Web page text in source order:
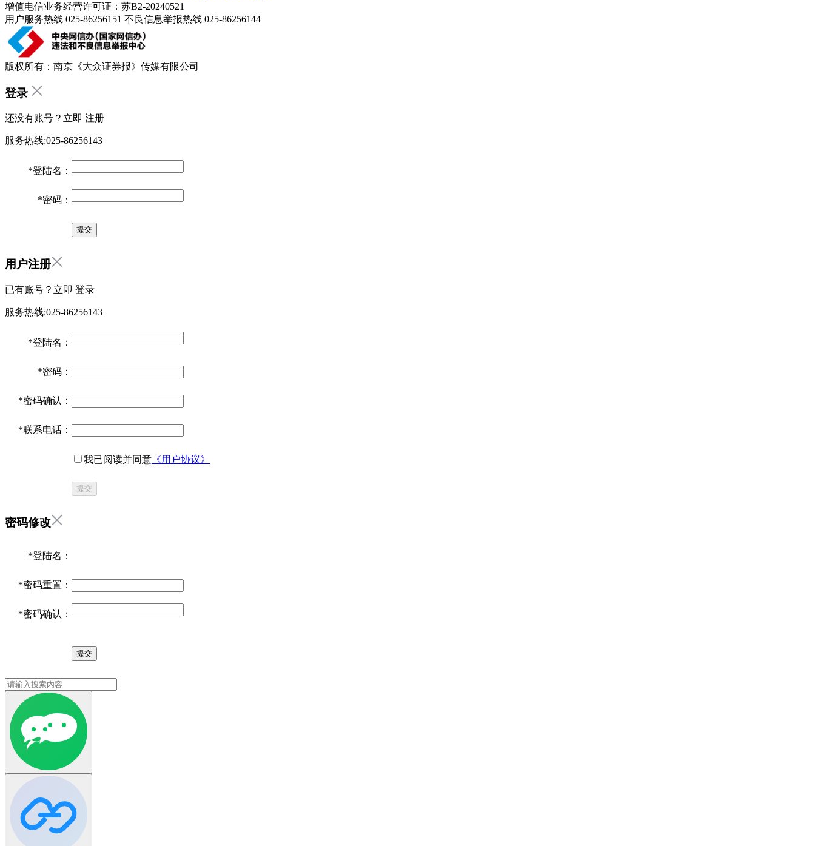
增值电信业务经营许可证：苏B2-20240521
用户服务热线 025-86256151 不良信息举报热线 025-86256144
版权所有：南京《大众证券报》传媒有限公司
登录
还没有账号？立即 注册
服务热线:025-86256143
*登陆名：
*密码：
用户注册
已有账号？立即 登录
服务热线:025-86256143
*登陆名：
*密码：
*密码确认：
*联系电话：
我已阅读并同意 《用户协议》
提交
密码修改
*登陆名：
*密码重置：
*密码确认：